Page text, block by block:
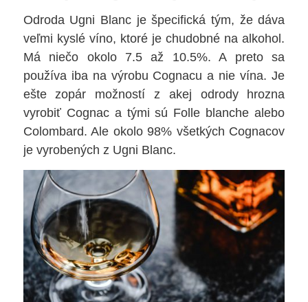
Odroda Ugni Blanc je špecifická tým, že dáva
veľmi kyslé víno, ktoré je chudobné na alkohol.
Má niečo okolo 7.5 až 10.5%. A preto sa
používa iba na výrobu Cognacu a nie vína. Je
ešte zopár možností z akej odrody hrozna
vyrobiť Cognac a tými sú Folle blanche alebo
Colombard. Ale okolo 98% všetkých Cognacov
je vyrobených z Ugni Blanc.